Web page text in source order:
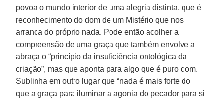
povoa o mundo interior de uma alegria distinta, que é
reconhecimento do dom de um Mistério que nos
arranca do próprio nada. Pode então acolher a
compreensão de uma graça que também envolve a
abraça o “princípio da insuficiência ontológica da
criação”, mas que aponta para algo que é puro dom.
Sublinha em outro lugar que “nada é mais forte do
que a graça para iluminar a agonia do pecador para si